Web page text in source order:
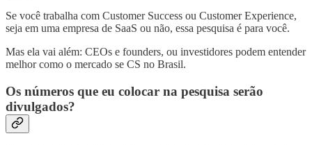
Se você trabalha com Customer Success ou Customer Experience,
seja em uma empresa de SaaS ou não, essa pesquisa é para você.
Mas ela vai além: CEOs e founders, ou investidores podem entender
melhor como o mercado se CS no Brasil.
Os números que eu colocar na pesquisa serão
divulgados?